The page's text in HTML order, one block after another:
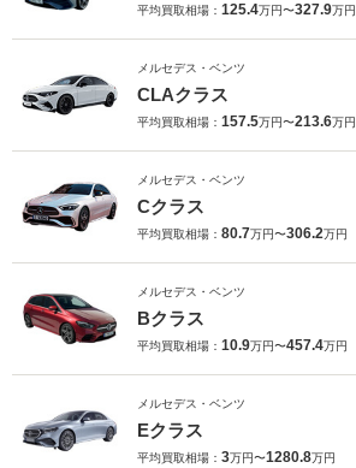
平均買取相場： 125.4万円〜327.9万円
メルセデス・ベンツ
CLAクラス
平均買取相場： 157.5万円〜213.6万円
メルセデス・ベンツ
Cクラス
平均買取相場： 80.7万円〜306.2万円
メルセデス・ベンツ
Bクラス
平均買取相場： 10.9万円〜457.4万円
メルセデス・ベンツ
Eクラス
平均買取相場： 3万円〜1280.8万円